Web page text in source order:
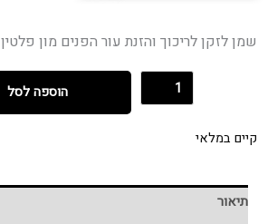
שמן לזקן לריכוך והזנת עור הפנים מון פלטין
הוספה לסל
קיים במלאי
תיאור